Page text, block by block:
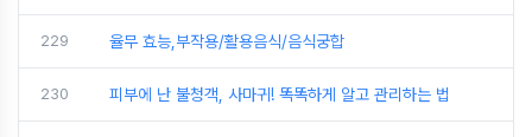
229 율무 효능,부작용/활용음식/음식궁합
230 피부에 난 불청객, 사마귀! 똑똑하게 알고 관리하는 법